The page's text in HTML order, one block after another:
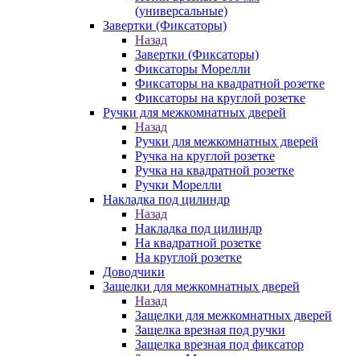
(универсальные)
Завертки (Фиксаторы)
Назад
Завертки (Фиксаторы)
Фиксаторы Морелли
Фиксаторы на квадратной розетке
Фиксаторы на круглой розетке
Ручки для межкомнатных дверей
Назад
Ручки для межкомнатных дверей
Ручка на круглой розетке
Ручка на квадратной розетке
Ручки Морелли
Накладка под цилиндр
Назад
Накладка под цилиндр
На квадратной розетке
На круглой розетке
Доводчики
Защелки для межкомнатных дверей
Назад
Защелки для межкомнатных дверей
Защелка врезная под ручки
Защелка врезная под фиксатор